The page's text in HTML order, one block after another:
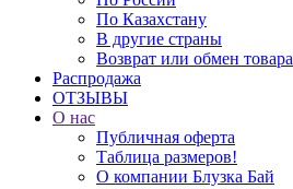
По Казахстану
В другие страны
Возврат или обмен товара
Распродажа
ОТЗЫВЫ
О нас
Публичная оферта
Таблица размеров!
О компании Блузка Бай